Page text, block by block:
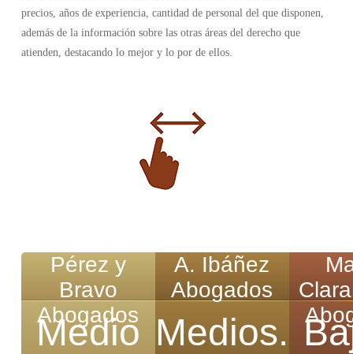
precios, años de experiencia, cantidad de personal del que disponen,
además de la información sobre las otras áreas del derecho que
atienden, destacando lo mejor y lo por de ellos.
Pérez y
Bravo
Abogados
Medio
A. Ibáñez
Abogados
Medios.